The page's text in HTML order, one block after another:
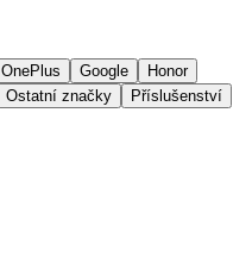
OnePlus Google
Honor
Ostatní značky
Příslušenství